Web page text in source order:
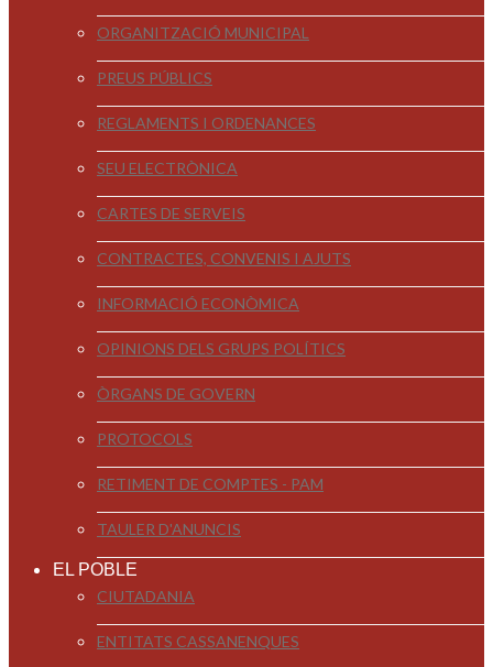
ORGANITZACIÓ MUNICIPAL
PREUS PÚBLICS
REGLAMENTS I ORDENANCES
SEU ELECTRÒNICA
CARTES DE SERVEIS
CONTRACTES, CONVENIS I AJUTS
INFORMACIÓ ECONÒMICA
OPINIONS DELS GRUPS POLÍTICS
ÒRGANS DE GOVERN
PROTOCOLS
RETIMENT DE COMPTES - PAM
TAULER D'ANUNCIS
EL POBLE
CIUTADANIA
ENTITATS CASSANENQUES